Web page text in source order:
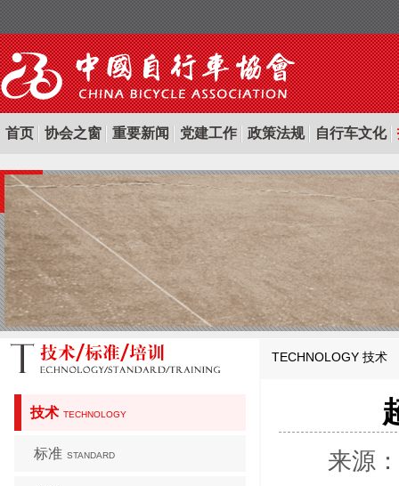
首页 协会之窗 重要新闻 党建工作 政策法规 自行车文化
技术 TECHNOLOGY
标准 STANDARD
TECHNOLOGY 技术
来源